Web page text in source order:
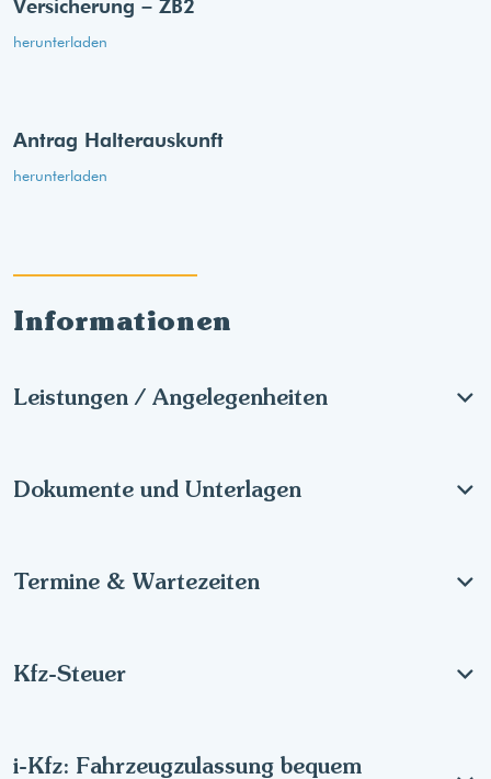
Informationen
Leistungen / Angelegenheiten
Dokumente und Unterlagen
Termine & Wartezeiten
Kfz-Steuer
i-Kfz: Fahrzeugzulassung bequem
Versicherung – ZB2
herunterladen
Antrag Halterauskunft
herunterladen